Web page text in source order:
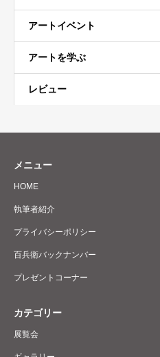
アートイベント
アートを学ぶ
レビュー
メニュー
HOME
執筆者紹介
プライバシーポリシー
百兵衛バックナンバー
プレゼントコーナー
カテゴリー
展覧会